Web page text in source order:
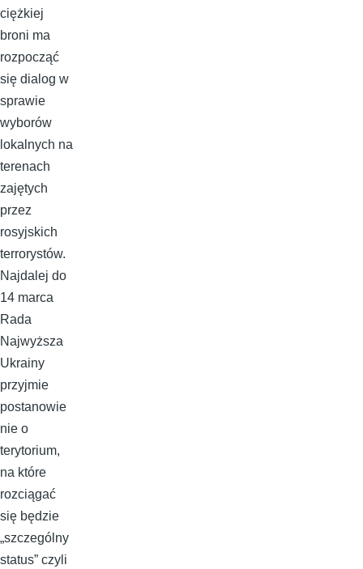
ciężkiej
broni ma
rozpocząć
się dialog w
sprawie
wyborów
lokalnych na
terenach
zajętych
przez
rosyjskich
terrorystów.
Najdalej do
14 marca
Rada
Najwyższa
Ukrainy
przyjmie
postanowie
nie o
terytorium,
na które
rozciągać
się będzie
„szczególny
status” czyli